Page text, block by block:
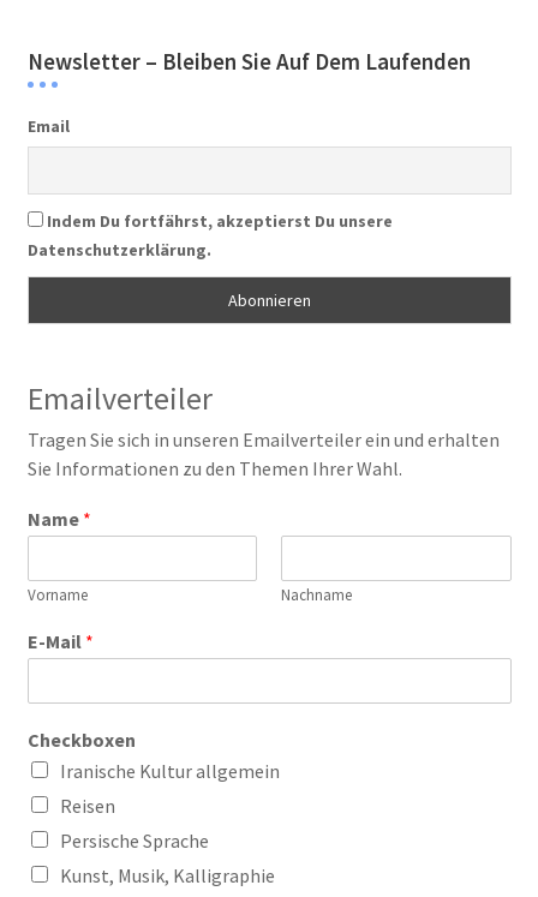
Newsletter – Bleiben Sie Auf Dem Laufenden
Email
Indem Du fortfährst, akzeptierst Du unsere
Datenschutzerklärung.
Emailverteiler
Tragen Sie sich in unseren Emailverteiler ein und erhalten
Sie Informationen zu den Themen Ihrer Wahl.
Name *
Vorname Nachname
E-Mail *
Checkboxen
Iranische Kultur allgemein
Reisen
Persische Sprache
Kunst, Musik, Kalligraphie